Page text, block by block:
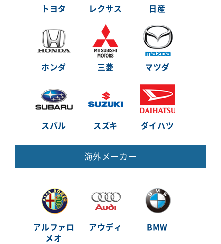
トヨタ レクサス 日産
ホンダ 三菱 マツダ
スバル スズキ ダイハツ
海外メーカー
アルファロ
メオ
アウディ BMW